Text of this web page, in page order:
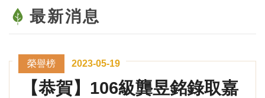
最新消息
榮譽榜 2023-05-19
【恭賀】106級龔昱銘錄取嘉